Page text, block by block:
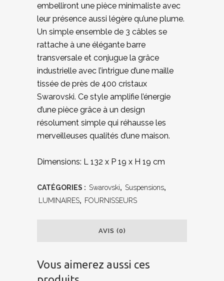
embelliront une pièce minimaliste avec
leur présence aussi légère qu’une plume.
Un simple ensemble de 3 câbles se
rattache à une élégante barre
transversale et conjugue la grâce
industrielle avec l’intrigue d’une maille
tissée de près de 400 cristaux
Swarovski. Ce style amplifie l’énergie
d’une pièce grâce à un design
résolument simple qui réhausse les
merveilleuses qualités d’une maison.
Dimensions: L 132 x P 19 x H 19 cm
CATÉGORIES : Swarovski, Suspensions,
LUMINAIRES, FOURNISSEURS
AVIS (0)
Vous aimerez aussi ces